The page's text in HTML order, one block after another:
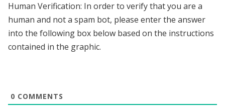
Human Verification: In order to verify that you are a
human and not a spam bot, please enter the answer
into the following box below based on the instructions
contained in the graphic.
0 COMMENTS